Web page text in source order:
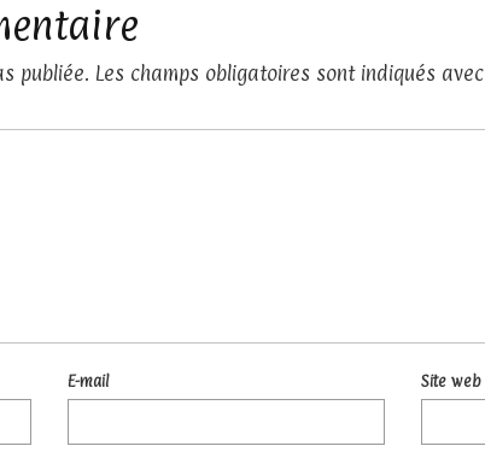
publiée. Les champs obligatoires sont indiqués avec
E-mail Site web